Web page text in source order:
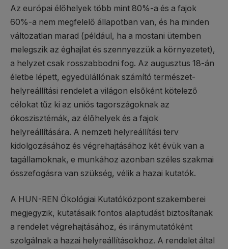
Az európai élőhelyek több mint 80%-a és a fajok
60%-a nem megfelelő állapotban van, és ha minden
változatlan marad (például, ha a mostani ütemben
melegszik az éghajlat és szennyezzük a környezetet),
a helyzet csak rosszabbodni fog. Az augusztus 18-án
életbe lépett, egyedülállónak számító természet-
helyreállítási rendelet a világon elsőként kötelező
célokat tűz ki az uniós tagországoknak az
ökoszisztémák, az élőhelyek és a fajok
helyreállítására. A nemzeti helyreállítási terv
kidolgozásához és végrehajtásához két évük van a
tagállamoknak, e munkához azonban széles szakmai
összefogásra van szükség, vélik a hazai kutatók.
A HUN-REN Ökológiai Kutatóközpont szakemberei
megjegyzik, kutatásaik fontos alaptudást biztosítanak
a rendelet végrehajtásához, és iránymutatóként
szolgálnak a hazai helyreállításokhoz. A rendelet által